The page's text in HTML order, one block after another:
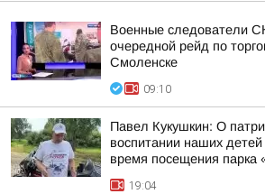
Военные следователи
очередной рейд по
Смоленске
09:10
Павел Кукушкин: О
воспитании наших
время посещения парка
19:04